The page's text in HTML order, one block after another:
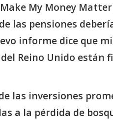
My Money
las pensiones
informe dice que
Reino Unido están
las inversiones
a la pérdida de